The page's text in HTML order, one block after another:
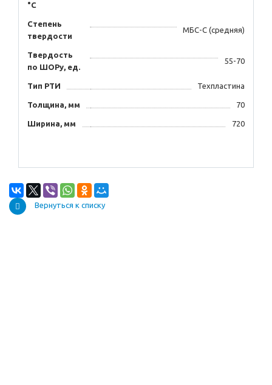
°C
Степень
твердости
МБС-С (средняя)
Твердость
по ШОРу, ед.
55-70
Тип РТИ Техпластина
Толщина, мм 70
Ширина, мм 720
Вернуться к списку